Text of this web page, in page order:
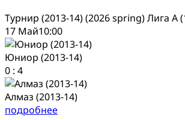
Турнир (2013-14) (2026 spring) Лига А
17 Май10:00
Юниор (2013-14)
0 : 4
Алмаз (2013-14)
подробнее